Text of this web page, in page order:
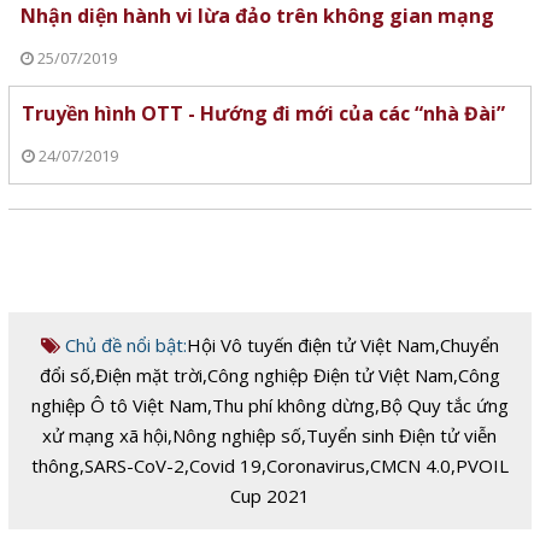
Nhận diện hành vi lừa đảo trên không gian mạng
25/07/2019
Truyền hình OTT - Hướng đi mới của các “nhà Đài”
24/07/2019
Chủ đề nổi bật:Hội Vô tuyến điện tử Việt Nam,Chuyển
đổi số,Điện mặt trời,Công nghiệp Điện tử Việt Nam,Công
nghiệp Ô tô Việt Nam,Thu phí không dừng,Bộ Quy tắc ứng
xử mạng xã hội,Nông nghiệp số,Tuyển sinh Điện tử viễn
thông,SARS-CoV-2,Covid 19,Coronavirus,CMCN 4.0,PVOIL
Cup 2021